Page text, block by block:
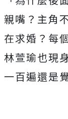
親嘴？主角
在求婚？每
林萱瑜也現
一百遍還是